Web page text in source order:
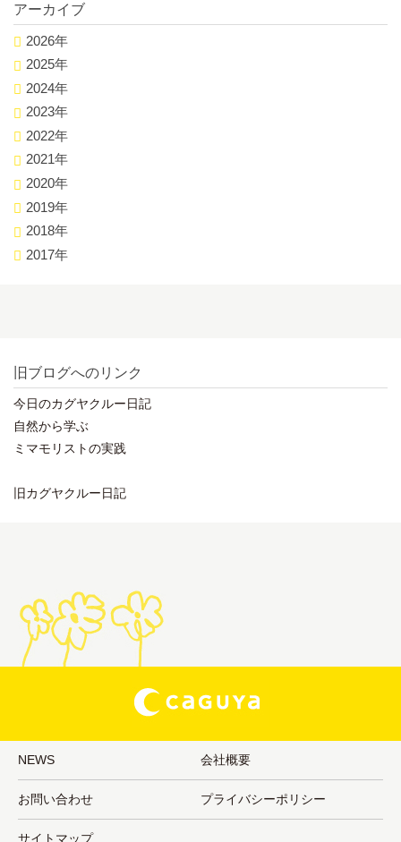
アーカイブ
2026年
2025年
2024年
2023年
2022年
2021年
2020年
2019年
2018年
2017年
旧ブログへのリンク
今日のカグヤクルー日記
自然から学ぶ
ミマモリストの実践
旧カグヤクルー日記
NEWS 会社概要
お問い合わせ プライバシーポリシー
サイトマップ